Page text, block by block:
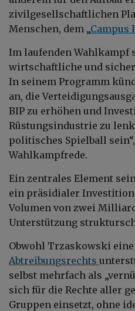
zivilgesellschaftlichen
Menschen, dem „Campus
Im laufenden Wahlkampf
wirtschaftliche und
In seinem Programm
an, die
BIP zu erhöhen und
Rüstungsindustrie zu
politisches Spielball
Wahlkampfrede.
Ein zentrales Element
ein präsidialer
Volumen von zwei
Unterstützung
Obwohl Trzaskowski
Abtreibungsrechts
selbst mehrfach als
sich für die Rechte aller
Gruppen einsetzt, ohne